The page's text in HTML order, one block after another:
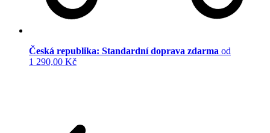
Česká republika: Standardní doprava zdarma od
1 290,00 Kč